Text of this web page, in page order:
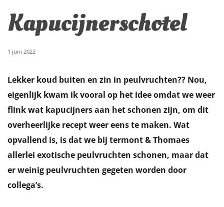
Kapucijnerschotel
1 juni 2022
Lekker koud buiten en zin in peulvruchten?? Nou,
eigenlijk kwam ik vooral op het idee omdat we weer
flink wat kapucijners aan het schonen zijn, om dit
overheerlijke recept weer eens te maken. Wat
opvallend is, is dat we bij termont & Thomaes
allerlei exotische peulvruchten schonen, maar dat
er weinig peulvruchten gegeten worden door
collega’s.